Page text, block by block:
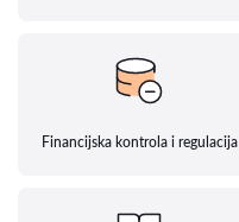
Financijska kontrola i regulacija